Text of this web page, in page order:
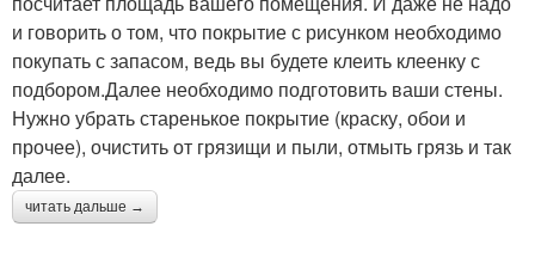
и говорить о том, что покрытие с рисунком необходимо
покупать с запасом, ведь вы будете клеить клеенку с
подбором.Далее необходимо подготовить ваши стены.
Нужно убрать старенькое покрытие (краску, обои и
прочее), очистить от грязищи и пыли, отмыть грязь и так
далее.
читать дальше →